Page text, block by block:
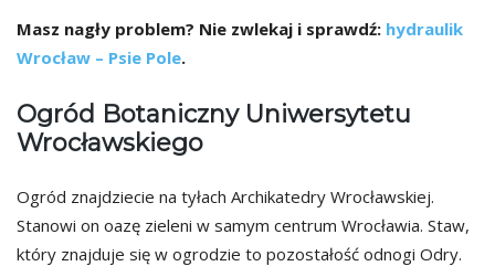
Masz nagły problem? Nie zwlekaj i sprawdź: hydraulik
Wrocław – Psie Pole.
Ogród Botaniczny Uniwersytetu
Wrocławskiego
Ogród znajdziecie na tyłach Archikatedry Wrocławskiej.
Stanowi on oazę zieleni w samym centrum Wrocławia. Staw,
który znajduje się w ogrodzie to pozostałość odnogi Odry.